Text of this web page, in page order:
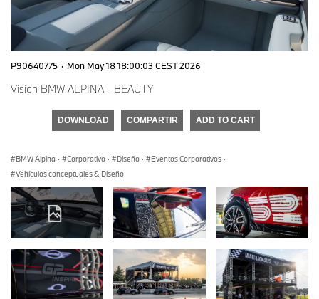
P90640775 · Mon May 18 18:00:03 CEST 2026
Vision BMW ALPINA - BEAUTY
DOWNLOAD COMPARTIR ADD TO CART
BMW Alpina · Corporativo · Diseño · Eventos Corporativos ·
Vehículos conceptuales & Diseño